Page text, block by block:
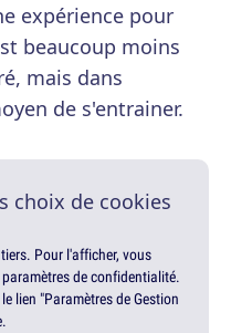
expérience pour
beaucoup moins
mais dans
de s'entrainer.
choix de cookies
Pour l'afficher, vous
de confidentialité.
lien "Paramètres de Gestion